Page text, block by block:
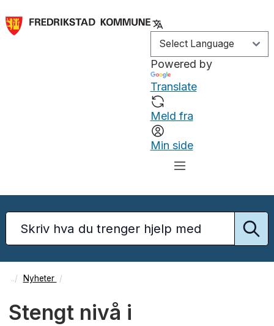
Powered by
Translate
Meld fra
Min side
Nyheter
Stengt nivå i